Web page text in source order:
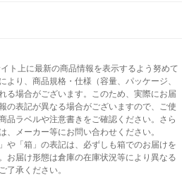
ト上に最新の商品情報を表示するよう努めて
より、商品規格・仕様（容量、パッケージ、
る場合がございます。このため、実際にお届
の表記が異なる場合がございますので、ご使
品ラベルや注意書きをご確認ください。さら
、メーカー等にお問い合わせください。
や「箱」の表記は、必ずしも箱でのお届けを
お届け形態は倉庫の在庫状況等により異なる
了承ください。